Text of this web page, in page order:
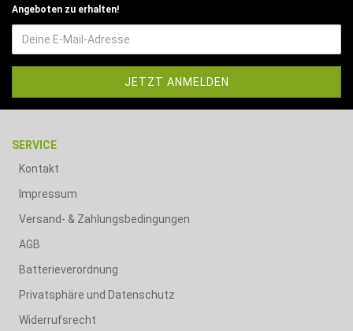
Angeboten zu erhalten!
SERVICE
Kontakt
Impressum
Versand- & Zahlungsbedingungen
AGB
Batterieverordnung
Privatsphäre und Datenschutz
Widerrufsrecht